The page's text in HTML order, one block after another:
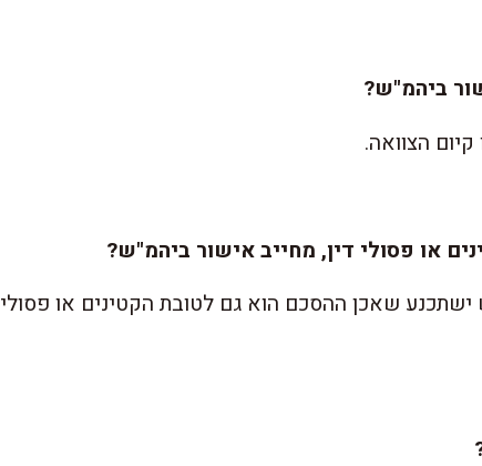
ביהמ"ש?
הצוואה.
או פסולי דין, מחייב אישור ביהמ"ש?
שאכן ההסכם הוא גם לטובת הקטינים או פסולי